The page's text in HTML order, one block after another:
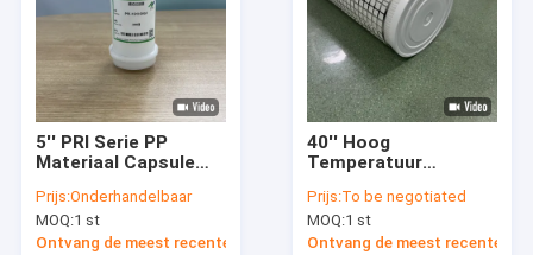
5'' PRI Serie PP
Materiaal Capsule
met Sacculaire
Structuur voor
Lithiumbatterij Slurry
Prijs:Onderhandelbaar
MOQ:1 st
Ontvang de meest recente Prijs
40'' Hoog
Temperatuur
Filterpatroon met
110m3/u Debiet voor
Industriële Filtratie
Prijs:To be negotiated
MOQ:1 st
Ontvang de meest recente